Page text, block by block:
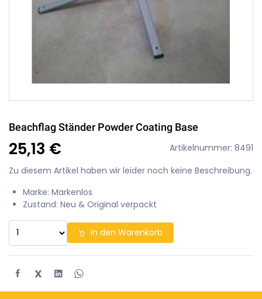
Beachflag Ständer Powder Coating Base
25,13 €
Artikelnummer: 8491
Zu diesem Artikel haben wir leider noch keine Beschreibung.
Marke: Markenlos
Zustand: Neu & Original verpackt
In den Warenkorb
X